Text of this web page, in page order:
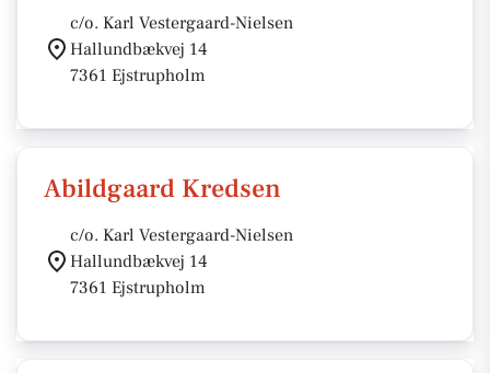
c/o. Karl Vestergaard-Nielsen
Hallundbækvej 14
7361 Ejstrupholm
Abildgaard Kredsen
c/o. Karl Vestergaard-Nielsen
Hallundbækvej 14
7361 Ejstrupholm